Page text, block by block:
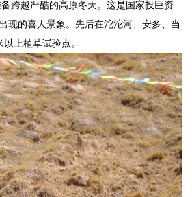
跨越严酷的高原冬天。这是国家投巨资
现的喜人景象。先后在沱沱河、安多、当
上植草试验点。